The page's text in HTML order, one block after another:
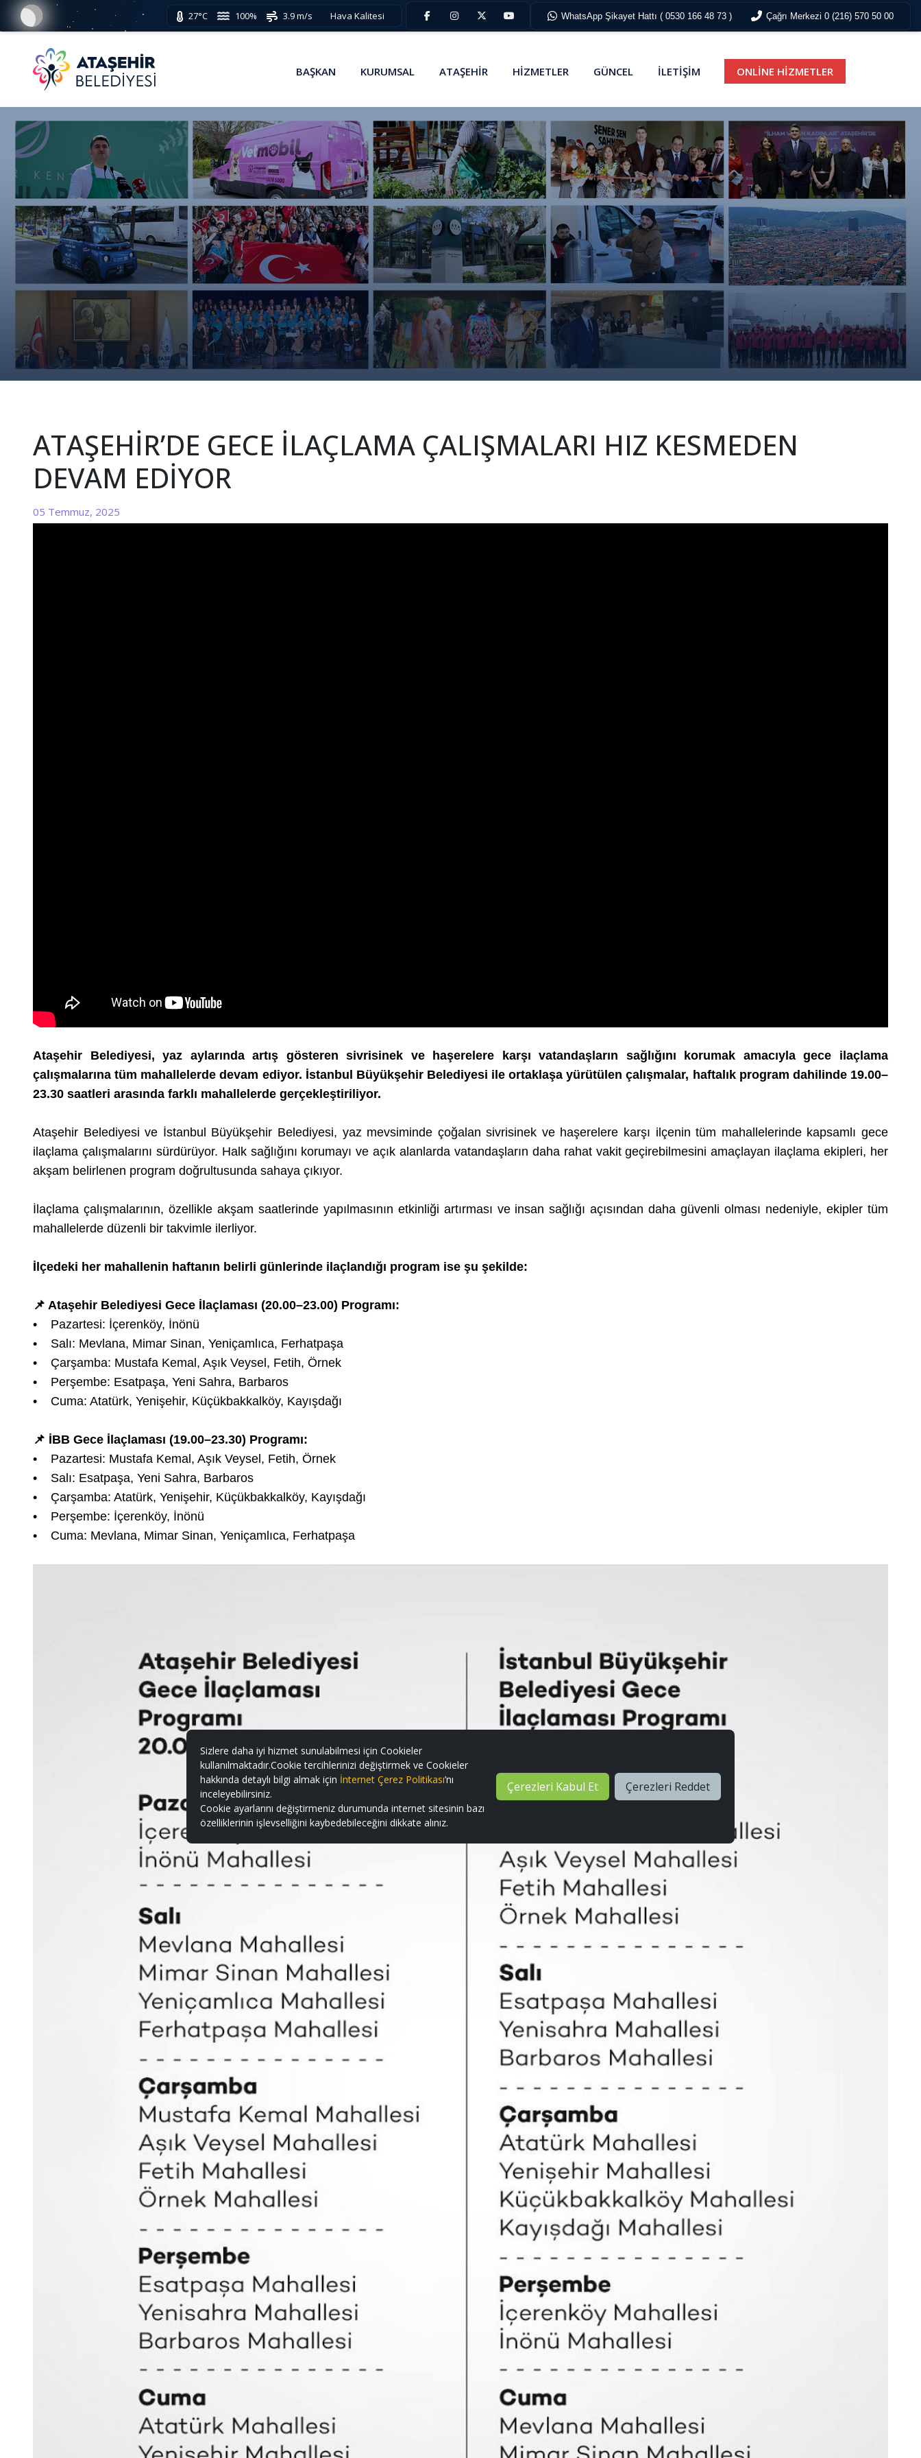
27°C 100% 3.9 m/s Hava Kalitesi WhatsApp Şikayet Hattı ( 0530 166 48 73 ) Çağrı Merkezi 0 (216) 570 50 00
BAŞKAN KURUMSAL ATAŞEHİR HİZMETLER GÜNCEL İLETİŞİM ONLİNE HİZMETLER
ATAŞEHİR’DE GECE İLAÇLAMA ÇALIŞMALARI HIZ KESMEDEN
DEVAM EDİYOR
05 Temmuz, 2025
Ataşehir Belediyesi, yaz aylarında artış gösteren sivrisinek ve haşerelere karşı vatandaşların sağlığını korumak amacıyla gece ilaçlama
çalışmalarına tüm mahallelerde devam ediyor. İstanbul Büyükşehir Belediyesi ile ortaklaşa yürütülen çalışmalar, haftalık program dahilinde 19.00–
23.30 saatleri arasında farklı mahallelerde gerçekleştiriliyor.
Ataşehir Belediyesi ve İstanbul Büyükşehir Belediyesi, yaz mevsiminde çoğalan sivrisinek ve haşerelere karşı ilçenin tüm mahallelerinde kapsamlı gece
ilaçlama çalışmalarını sürdürüyor. Halk sağlığını korumayı ve açık alanlarda vatandaşların daha rahat vakit geçirebilmesini amaçlayan ilaçlama ekipleri, her
akşam belirlenen program doğrultusunda sahaya çıkıyor.
İlaçlama çalışmalarının, özellikle akşam saatlerinde yapılmasının etkinliği artırması ve insan sağlığı açısından daha güvenli olması nedeniyle, ekipler tüm
mahallelerde düzenli bir takvimle ilerliyor.
İlçedeki her mahallenin haftanın belirli günlerinde ilaçlandığı program ise şu şekilde:
📌 Ataşehir Belediyesi Gece İlaçlaması (20.00–23.00) Programı:
• Pazartesi: İçerenköy, İnönü
• Salı: Mevlana, Mimar Sinan, Yeniçamlıca, Ferhatpaşa
• Çarşamba: Mustafa Kemal, Aşık Veysel, Fetih, Örnek
• Perşembe: Esatpaşa, Yeni Sahra, Barbaros
• Cuma: Atatürk, Yenişehir, Küçükbakkalköy, Kayışdağı
📌 İBB Gece İlaçlaması (19.00–23.30) Programı:
• Pazartesi: Mustafa Kemal, Aşık Veysel, Fetih, Örnek
• Salı: Esatpaşa, Yeni Sahra, Barbaros
• Çarşamba: Atatürk, Yenişehir, Küçükbakkalköy, Kayışdağı
• Perşembe: İçerenköy, İnönü
• Cuma: Mevlana, Mimar Sinan, Yeniçamlıca, Ferhatpaşa
Sizlere daha iyi hizmet sunulabilmesi için Cookieler
kullanılmaktadır.Cookie tercihlerinizi değiştirmek ve Cookieler
hakkında detaylı bilgi almak için İnternet Çerez Politikası’nı
inceleyebilirsiniz.
Cookie ayarlarını değiştirmeniz durumunda internet sitesinin bazı
özelliklerinin işlevselliğini kaybedebileceğini dikkate alınız.
Çerezleri Kabul Et Çerezleri Reddet